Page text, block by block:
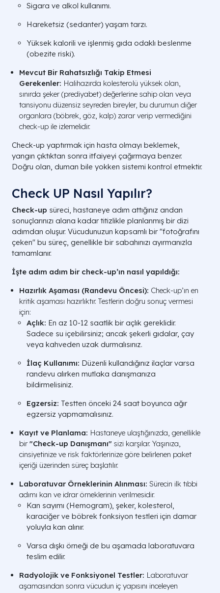
Sigara ve alkol kullanımı.
Hareketsiz (sedanter) yaşam tarzı.
Yüksek kalorili ve işlenmiş gıda odaklı beslenme
(obezite riski).
Mevcut Bir Rahatsızlığı Takip Etmesi
Gerekenler: Halihazırda kolesterolü yüksek olan,
sınırda şeker (prediyabet) değerlerine sahip olan veya
tansiyonu düzensiz seyreden bireyler, bu durumun diğer
organlara (böbrek, göz, kalp) zarar verip vermediğini
check-up ile izlemelidir.
Check-up yaptırmak için hasta olmayı beklemek,
yangın çıktıktan sonra itfaiyeyi çağırmaya benzer.
Doğru olan, duman bile yokken sistemi kontrol etmektir.
Check UP Nasıl Yapılır?
Check-up süreci, hastaneye adım attığınız andan
sonuçlarınızı alana kadar titizlikle planlanmış bir dizi
adımdan oluşur. Vücudunuzun kapsamlı bir "fotoğrafını
çeken" bu süreç, genellikle bir sabahınızı ayırmanızla
tamamlanır.
İşte adım adım bir check-up’ın nasıl yapıldığı:
Hazırlık Aşaması (Randevu Öncesi): Check-up’ın en
kritik aşaması hazırlıktır. Testlerin doğru sonuç vermesi
için:
Açlık: En az 10-12 saatlik bir açlık gereklidir.
Sadece su içebilirsiniz; ancak şekerli gıdalar, çay
veya kahveden uzak durmalısınız.
İlaç Kullanımı: Düzenli kullandığınız ilaçlar varsa
randevu alırken mutlaka danışmanıza
bildirmelisiniz.
Egzersiz: Testten önceki 24 saat boyunca ağır
egzersiz yapmamalısınız.
Kayıt ve Planlama: Hastaneye ulaştığınızda, genellikle
bir"Check-up Danışmanı" sizi karşılar. Yaşınıza,
cinsiyetinize ve risk faktörlerinize göre belirlenen paket
içeriği üzerinden süreç başlatılır.
Laboratuvar Örneklerinin Alınması: Sürecin ilk tıbbi
adımı kan ve idrar örneklerinin verilmesidir.
Kan sayımı (Hemogram), şeker, kolesterol,
karaciğer ve böbrek fonksiyon testleri için damar
yoluyla kan alınır.
Varsa dışkı örneği de bu aşamada laboratuvara
teslim edilir.
Radyolojik ve Fonksiyonel Testler: Laboratuvar
aşamasından sonra vücudun iç yapısını inceleyen